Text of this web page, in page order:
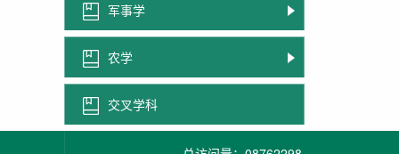
军事学
农学
交叉学科